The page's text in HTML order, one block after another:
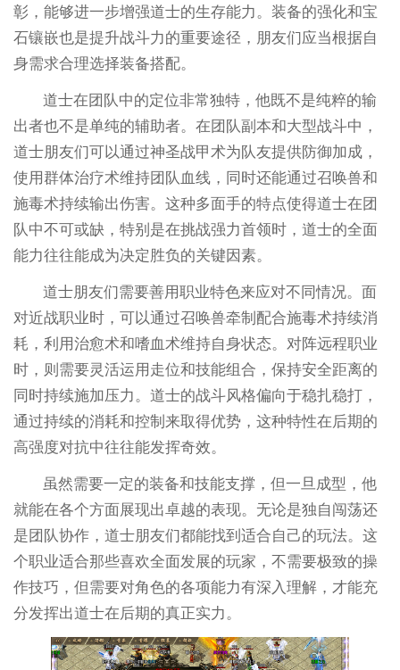
彰，能够进一步增强道士的生存能力。装备的强化和宝
石镶嵌也是提升战斗力的重要途径，朋友们应当根据自
身需求合理选择装备搭配。
道士在团队中的定位非常独特，他既不是纯粹的输
出者也不是单纯的辅助者。在团队副本和大型战斗中，
道士朋友们可以通过神圣战甲术为队友提供防御加成，
使用群体治疗术维持团队血线，同时还能通过召唤兽和
施毒术持续输出伤害。这种多面手的特点使得道士在团
队中不可或缺，特别是在挑战强力首领时，道士的全面
能力往往能成为决定胜负的关键因素。
道士朋友们需要善用职业特色来应对不同情况。面
对近战职业时，可以通过召唤兽牵制配合施毒术持续消
耗，利用治愈术和嗜血术维持自身状态。对阵远程职业
时，则需要灵活运用走位和技能组合，保持安全距离的
同时持续施加压力。道士的战斗风格偏向于稳扎稳打，
通过持续的消耗和控制来取得优势，这种特性在后期的
高强度对抗中往往能发挥奇效。
虽然需要一定的装备和技能支撑，但一旦成型，他
就能在各个方面展现出卓越的表现。无论是独自闯荡还
是团队协作，道士朋友们都能找到适合自己的玩法。这
个职业适合那些喜欢全面发展的玩家，不需要极致的操
作技巧，但需要对角色的各项能力有深入理解，才能充
分发挥出道士在后期的真正实力。